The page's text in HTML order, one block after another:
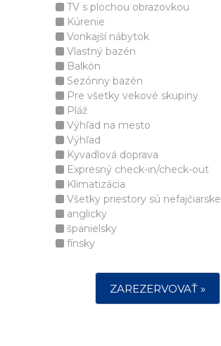
TV s plochou obrazovkou
Kúrenie
Vonkajší nábytok
Vlastný bazén
Balkón
Sezónny bazén
Pre všetky vekové skupiny
Pláž
Výhľad na mesto
Výhľad
Kyvadlová doprava
Expresný check-in/check-out
Klimatizácia
Všetky priestory sú nefajčiarske
anglicky
španielsky
fínsky
ZAREZERVOVAŤ »